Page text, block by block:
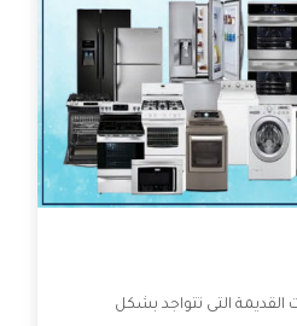
التى تتواجد بشكل